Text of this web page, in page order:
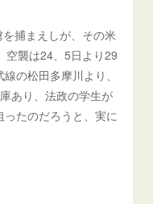
捕まえしが、その米
空襲は24、5日より29
の松田多摩川より、
あり、法政の学生が
たのだろうと、実に